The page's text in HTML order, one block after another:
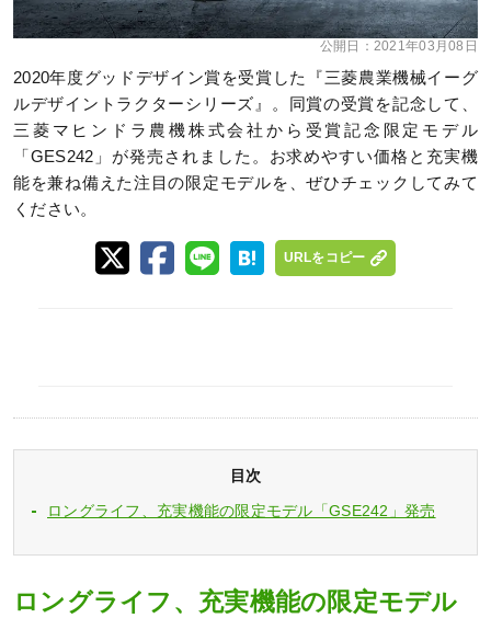
公開日： 2021年03月08日
2020年度グッドデザイン賞を受賞した『三菱農業機械イーグ
ルデザイントラクターシリーズ』。同賞の受賞を記念して、
三菱マヒンドラ農機株式会社から受賞記念限定モデル
「GES242」が発売されました。お求めやすい価格と充実機
能を兼ね備えた注目の限定モデルを、ぜひチェックしてみて
ください。
URLをコピー
目次
ロングライフ、充実機能の限定モデル「GSE242」発売
ロングライフ、充実機能の限定モデル